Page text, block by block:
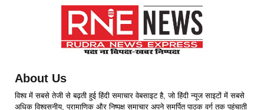
About Us
विश्व में सबसे तेजी से बढ़ती हुई हिंदी समाचार वेबसाइट है, जो हिंदी न्यूज साइटों में सबसे
अधिक विश्वसनीय, प्रामाणिक और निष्पक्ष समाचार अपने समर्पित पाठक वर्ग तक पहुंचाती